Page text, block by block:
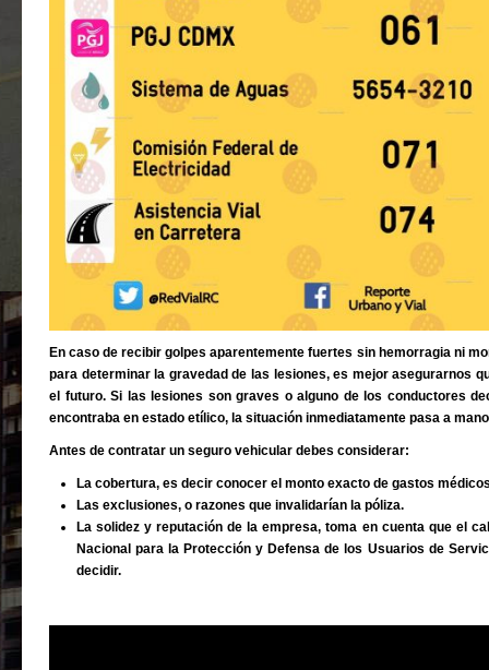
En caso de recibir golpes aparentemente fuertes sin hemorragia ni
para determinar la gravedad de las lesiones, es mejor asegurarnos
el futuro. Si las lesiones son graves o alguno de los conductores
encontraba en estado etílico, la situación inmediatamente pasa a
Antes de contratar un seguro vehicular debes considerar:
La cobertura, es decir conocer el monto exacto de gastos
Las exclusiones, o razones que invalidarían la póliza.
La solidez y reputación de la empresa, toma en cuenta que el
Nacional para la Protección y Defensa de los Usuarios de
decidir.